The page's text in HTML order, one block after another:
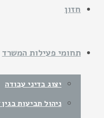
חזון
תחומי פעילות המשרד
יצוג בדיני עבודה
ניהול תביעות